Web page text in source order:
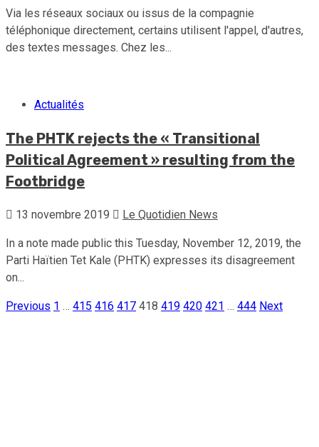
Via les réseaux sociaux ou issus de la compagnie
téléphonique directement, certains utilisent l'appel, d'autres,
des textes messages. Chez les...
Actualités
The PHTK rejects the « Transitional
Political Agreement » resulting from the
Footbridge
13 novembre 2019 Le Quotidien News
In a note made public this Tuesday, November 12, 2019, the
Parti Haïtien Tet Kale (PHTK) expresses its disagreement
on...
Pagination
Previous 1 … 415 416 417 418 419 420 421 … 444 Next